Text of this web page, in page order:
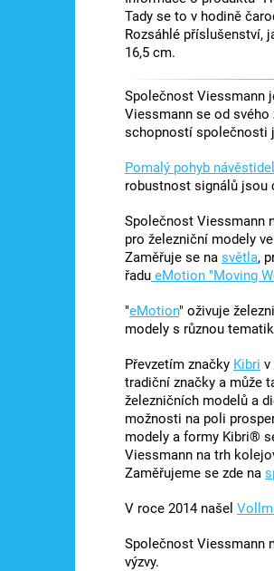
Tady se to v hodině
Rozsáhlé příslušenství,
16,5 cm.
Společnost Viessmann
Viessmann se od
schopností společnosti
Pomalý pohyb návěstidel
robustnost signálů jsou
Společnost Viessmann
pro železniční modely
Zaměřuje se na světla,
řadu eMotion "Moving
"eMotion" oživuje
modely s různou
Převzetím značky Kibri v
tradiční značky a může
železničních modelů a
možnosti na poli
modely a formy Kibri®
Viessmann na trh
Zaměřujeme se zde na
V roce 2014 našel
Společnost Viessmann
výzvy.